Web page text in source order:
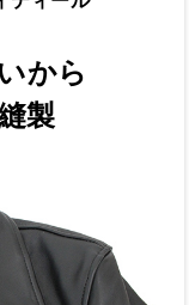
から
製